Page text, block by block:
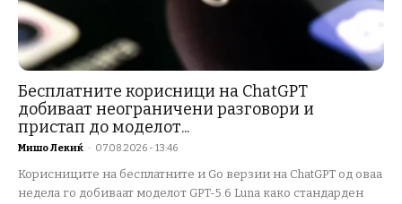
Бесплатните корисници на ChatGPT
добиваат неограничени разговори и
пристап до моделот...
Мишо Лекиќ - 07.08.2026 - 13:46
Корисниците на бесплатните и Go верзии на ChatGPT од оваа
недела го добиваат моделот GPT-5.6 Luna како стандарден